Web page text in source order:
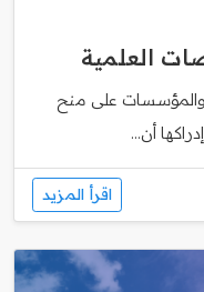
والمؤسسات على منح
اقرأ المزيد